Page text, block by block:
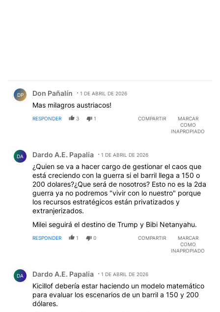
DP Don Pañalín 1 DE ABRIL DE 2026
Mas milagros austriacos!
RESPONDER 3 1 COMPARTIR
MARCAR
COMO
INAPROPIADO
DA Dardo A.E. Papalia 1 DE ABRIL DE 2026
¿Quien se va a hacer cargo de gestionar el caos que
está creciendo con la guerra si el barril llega a 150 o
200 dolares?¿Que será de nosotros? Esto no es la 2da
guerra ya no podremos "vivir con lo nuestro" porque
los recursos estratégicos están privatizados y
extranjerizados.
Milei seguirá el destino de Trump y Bibi Netanyahu.
RESPONDER 1 0 COMPARTIR
MARCAR
COMO
INAPROPIADO
DA Dardo A.E. Papalia 1 DE ABRIL DE 2026
Kicillof debería estar haciendo un modelo matemático
para evaluar los escenarios de un barril a 150 y 200
dólares.